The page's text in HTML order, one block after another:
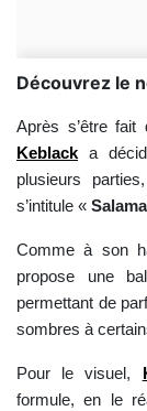
Découvrez le
Après s’être
Keblack
a
plusieurs
s’intitule «
Comme à son
propose une
permettant de
sombres à
Pour le visuel,
formule, en le